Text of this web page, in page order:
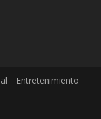
Entretenimiento